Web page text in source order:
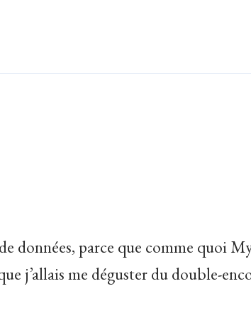
données, parce que comme quoi
j’allais me déguster du double-